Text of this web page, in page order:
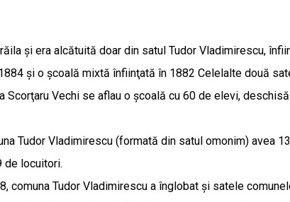
şi era alcătuită doar din satul Tudor Vladimirescu,
şi o şcoală mixtă înfiinţată în 1882 Celelalte două
Scorţaru Vechi se aflau o şcoală cu 60 de elevi,
Tudor Vladimirescu (formată din satul omonim) avea
de locuitori.
comuna Tudor Vladimirescu a înglobat şi satele